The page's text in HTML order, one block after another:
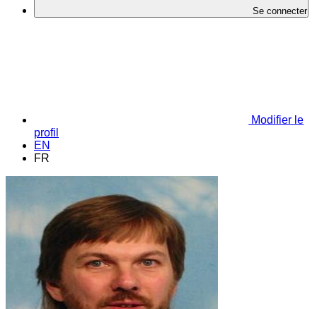
Se connecter
Modifier le
profil
EN
FR